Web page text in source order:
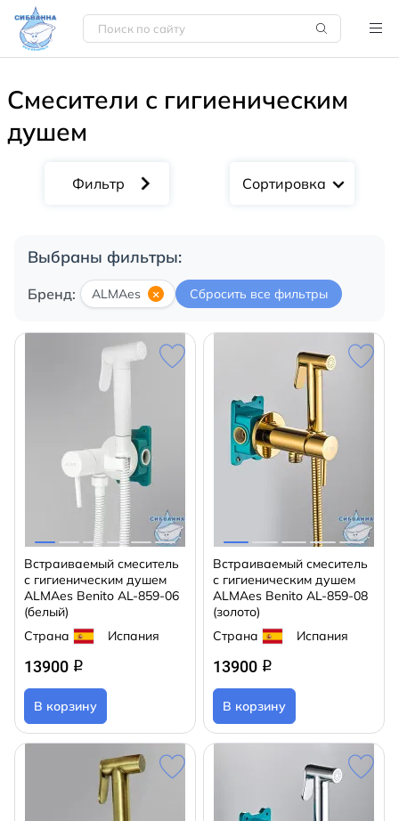
Смесители с гигиеническим
душем
Сортировка
Выбраны фильтры:
Бренд: ALMAes × Сбросить все фильтры
Встраиваемый смеситель
с гигиеническим душем
ALMAes Benito AL-859-06
(белый)
Страна
Испания
13900 q
В корзину
Встраиваемый смеситель
с гигиеническим душем
ALMAes Benito AL-859-08
(золото)
Страна
Испания
13900 q
В корзину